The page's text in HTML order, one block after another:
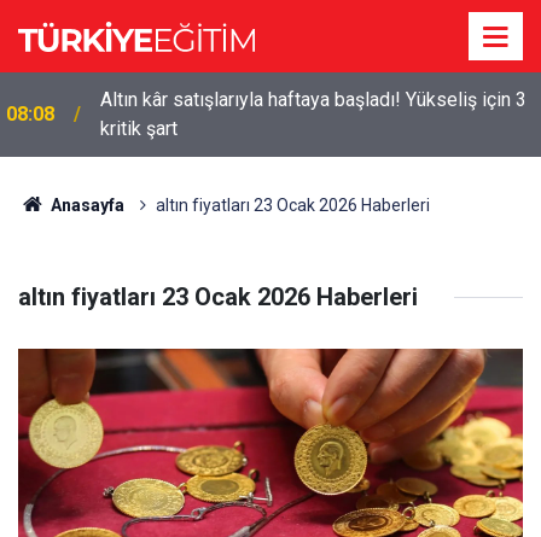
08:08
Altın kâr satışlarıyla haftaya başladı! Yükseliş için 3
kritik şart
Anasayfa altın fiyatları 23 Ocak 2026 Haberleri
altın fiyatları 23 Ocak 2026 Haberleri